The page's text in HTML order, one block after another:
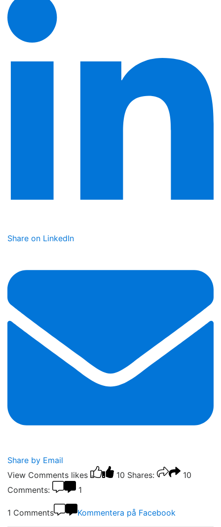
Share on LinkedIn
Share by Email
View Comments likes 10 Shares:
10
Comments:
1
1 Comments Kommentera på Facebook